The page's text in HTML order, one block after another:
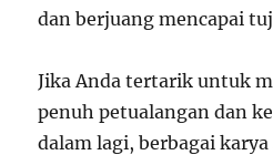
dan berjuang mencapai
Jika Anda tertarik untuk
penuh petualangan dan
dalam lagi, berbagai